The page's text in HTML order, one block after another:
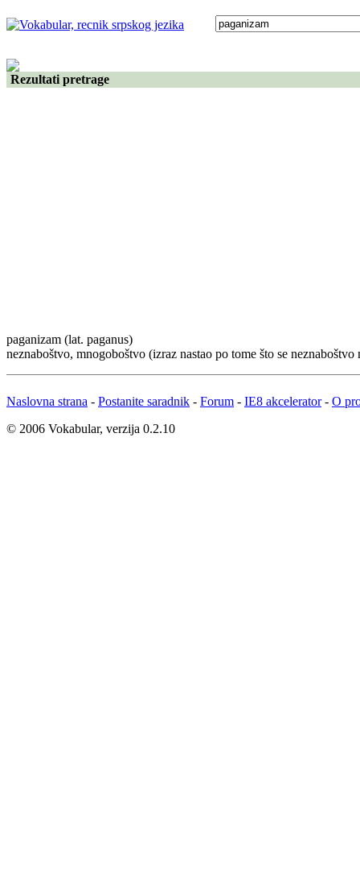
Rezultati pretrage
paganizam (lat. paganus)
neznaboštvo, mnogoboštvo (izraz nastao po tome što se
Naslovna strana - Postanite saradnik - Forum - IE8 akcelerator- O
© 2006 Vokabular, verzija 0.2.10